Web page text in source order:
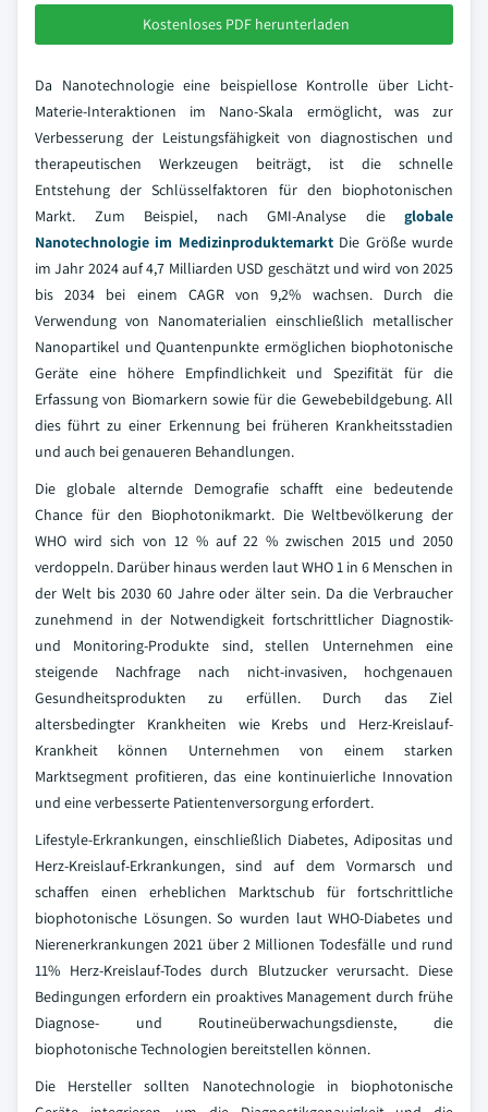
Kostenloses PDF herunterladen
Da Nanotechnologie eine beispiellose Kontrolle über Licht-
Materie-Interaktionen im Nano-Skala ermöglicht, was zur
Verbesserung der Leistungsfähigkeit von diagnostischen und
therapeutischen Werkzeugen beiträgt, ist die schnelle
Entstehung der Schlüsselfaktoren für den biophotonischen
Markt. Zum Beispiel, nach GMI-Analyse die globale
Nanotechnologie im MedizinproduktemarktDie Größe wurde
im Jahr 2024 auf 4,7 Milliarden USD geschätzt und wird von 2025
bis 2034 bei einem CAGR von 9,2% wachsen. Durch die
Verwendung von Nanomaterialien einschließlich metallischer
Nanopartikel und Quantenpunkte ermöglichen biophotonische
Geräte eine höhere Empfindlichkeit und Spezifität für die
Erfassung von Biomarkern sowie für die Gewebebildgebung. All
dies führt zu einer Erkennung bei früheren Krankheitsstadien
und auch bei genaueren Behandlungen.
Die globale alternde Demografie schafft eine bedeutende
Chance für den Biophotonikmarkt. Die Weltbevölkerung der
WHO wird sich von 12 % auf 22 % zwischen 2015 und 2050
verdoppeln. Darüber hinaus werden laut WHO 1 in 6 Menschen in
der Welt bis 2030 60 Jahre oder älter sein. Da die Verbraucher
zunehmend in der Notwendigkeit fortschrittlicher Diagnostik-
und Monitoring-Produkte sind, stellen Unternehmen eine
steigende Nachfrage nach nicht-invasiven, hochgenauen
Gesundheitsprodukten zu erfüllen. Durch das Ziel
altersbedingter Krankheiten wie Krebs und Herz-Kreislauf-
Krankheit können Unternehmen von einem starken
Marktsegment profitieren, das eine kontinuierliche Innovation
und eine verbesserte Patientenversorgung erfordert.
Lifestyle-Erkrankungen, einschließlich Diabetes, Adipositas und
Herz-Kreislauf-Erkrankungen, sind auf dem Vormarsch und
schaffen einen erheblichen Marktschub für fortschrittliche
biophotonische Lösungen. So wurden laut WHO-Diabetes und
Nierenerkrankungen 2021 über 2 Millionen Todesfälle und rund
11% Herz-Kreislauf-Todes durch Blutzucker verursacht. Diese
Bedingungen erfordern ein proaktives Management durch frühe
Diagnose- und Routineüberwachungsdienste, die
biophotonische Technologien bereitstellen können.
Die Hersteller sollten Nanotechnologie in biophotonische